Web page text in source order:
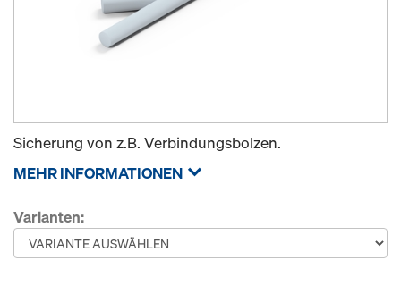
Sicherung von z.B. Verbindungsbolzen.
MEHR INFORMATIONEN
Varianten: